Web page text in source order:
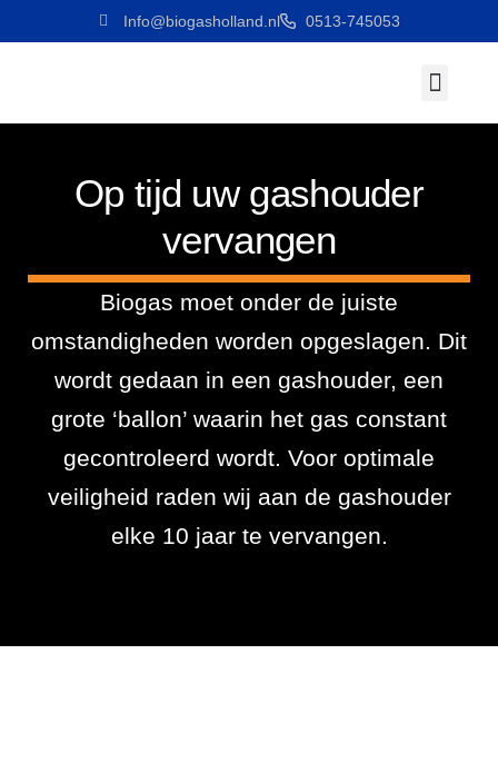
Info@biogasholland.nl 0513-745053
Op tijd uw gashouder
vervangen
Biogas moet onder de juiste
omstandigheden worden opgeslagen. Dit
wordt gedaan in een gashouder, een
grote ‘ballon’ waarin het gas constant
gecontroleerd wordt. Voor optimale
veiligheid raden wij aan de gashouder
elke 10 jaar te vervangen.